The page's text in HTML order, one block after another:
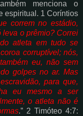
menciona o
espiritual. 1 Coríntios
correm no estádio,
leva o prêmio? Correi
atleta em tudo se
corruptível; nós,
eu, não sem
golpes no ar. Mas
para que,
eu mesmo a ser
o atleta não é
.” 2 Timóteo 4:7: